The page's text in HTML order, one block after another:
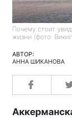
Почему стоит
жизни (фото:
АВТОР:
АННА ШИКАНОВА